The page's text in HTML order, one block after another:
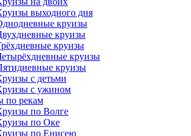
выходного дня
круизы
круизы
круизы
круизы
круизы
с детьми
с ужином
по рекам
по Волге
по Оке
по Енисею